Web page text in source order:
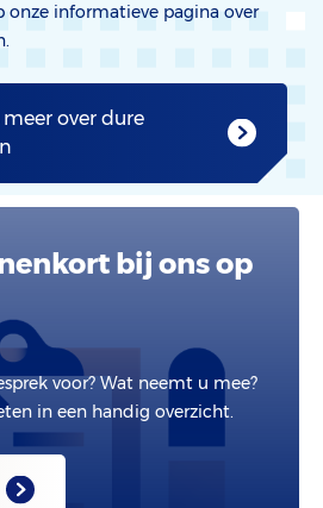
onze informatieve pagina over
over dure
bij ons op
voor? Wat neemt u mee?
in een handig overzicht.